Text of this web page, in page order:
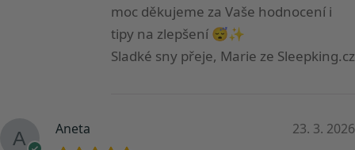
moc děkujeme za Vaše hodnocení i
tipy na zlepšení 😴✨
Sladké sny přeje, Marie ze Sleepking.cz
Aneta 23. 3. 2026